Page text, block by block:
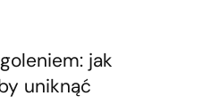
jak
uniknąć